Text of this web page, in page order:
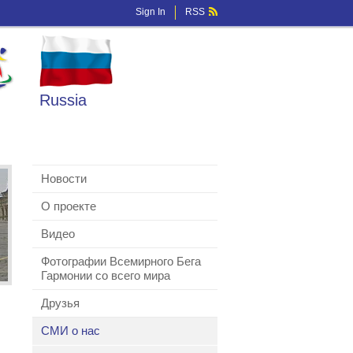
RSS
Sign In
Russia
Новости
О проекте
Видео
Фотографии Всемирного Бега
Гармонии со всего мира
Друзья
СМИ о нас